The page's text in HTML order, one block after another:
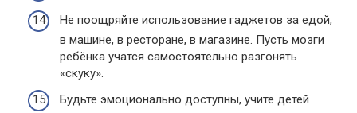
Не поощряйте использование гаджетов за едой,
в машине, в ресторане, в магазине. Пусть мозги
ребёнка учатся самостоятельно разгонять
«скуку».
Будьте эмоционально доступны, учите детей